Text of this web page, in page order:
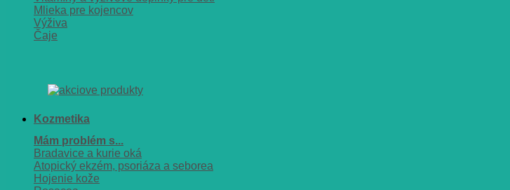
Mlieka pre kojencov
Výživa
Čaje
Kozmetika
Mám problém s...
Bradavice a kurie oká
Atopický ekzém, psoriáza a seborea
Hojenie kože